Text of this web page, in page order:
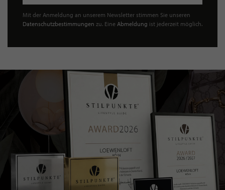
Mit der Anmeldung an unserem Newsletter stimmen Sie unseren
Datenschutzbestimmungen zu. Eine Abmeldung ist jederzeit möglich.